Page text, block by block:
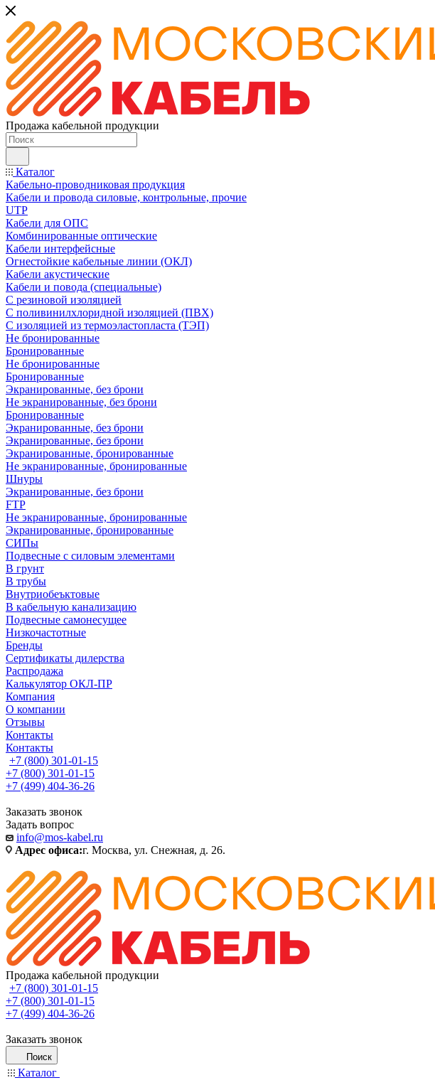
Продажа кабельной продукции
Каталог
Кабельно-проводниковая продукция
Кабели и провода силовые, контрольные, прочие
UTP
Кабели для ОПС
Комбинированные оптические
Кабели интерфейсные
Огнестойкие кабельные линии (ОКЛ)
Кабели акустические
Кабели и повода (специальные)
С резиновой изоляцией
С поливинилхлоридной изоляцией (ПВХ)
С изоляцией из термоэластопласта (ТЭП)
Не бронированные
Бронированные
Не бронированные
Бронированные
Экранированные, без брони
Не экранированные, без брони
Бронированные
Экранированные, без брони
Экранированные, без брони
Экранированные, бронированные
Не экранированные, бронированные
Шнуры
Экранированные, без брони
FTP
Не экранированные, бронированные
Экранированные, бронированные
СИПы
Подвесные с силовым элементами
В грунт
В трубы
Внутриобеъктовые
В кабельную канализацию
Подвесные самонесущее
Низкочастотные
Бренды
Сертификаты дилерства
Распродажа
Калькулятор ОКЛ-ПР
Компания
О компании
Отзывы
Контакты
Контакты
+7 (800) 301-01-15
+7 (800) 301-01-15
+7 (499) 404-36-26
Заказать звонок
Задать вопрос
info@mos-kabel.ru
Адрес офиса:г. Москва, ул. Снежная, д. 26.
Продажа кабельной продукции
+7 (800) 301-01-15
+7 (800) 301-01-15
+7 (499) 404-36-26
Заказать звонок
Поиск
Каталог